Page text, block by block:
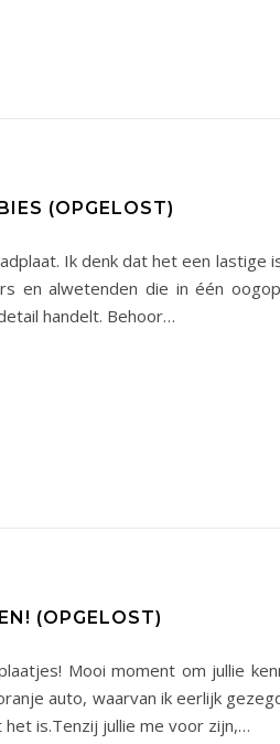
(OPGELOST)
Ik denk dat het een lastige
en alwetenden die in één
handelt. Behoor…
(OPGELOST)
Mooi moment om jullie
auto, waarvan ik eerlijk
is.Tenzij jullie me voor zijn,…